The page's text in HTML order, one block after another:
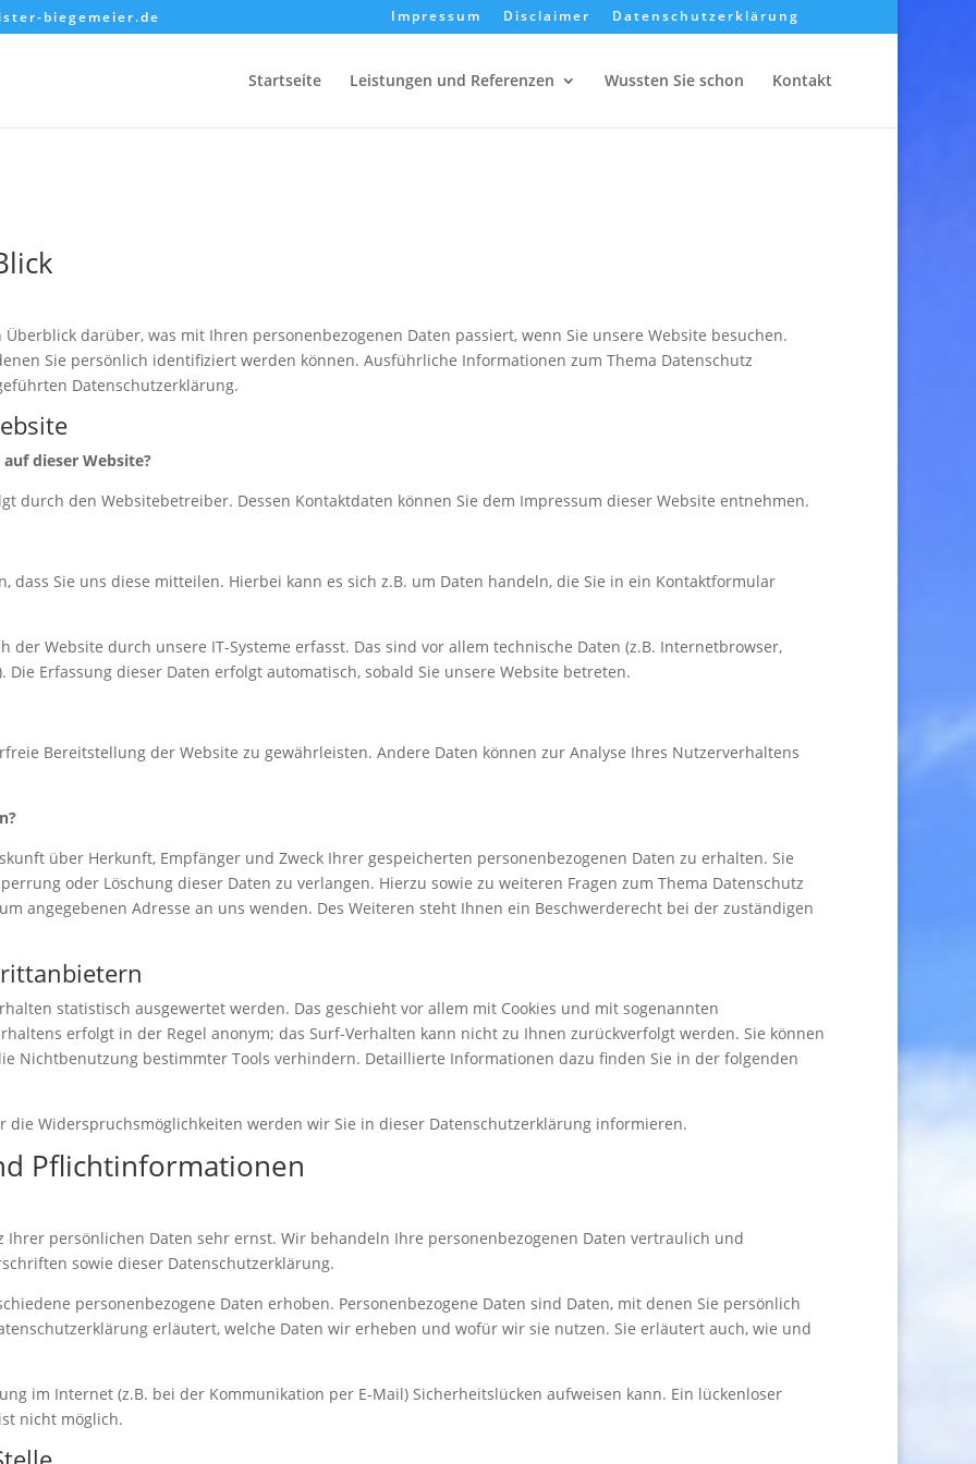
biegemeier.de Impressum Disclaimer Datenschutzerklärung
Startseite Leistungen und Referenzen Wussten Sie schon Kontakt
darüber, was mit Ihren personenbezogenen Daten passiert, wenn Sie unsere Website besuchen.
Sie persönlich identifiziert werden können. Ausführliche Informationen zum Thema Datenschutz
Datenschutzerklärung.
dieser Website?
durch den Websitebetreiber. Dessen Kontaktdaten können Sie dem Impressum dieser Website entnehmen.
dass Sie uns diese mitteilen. Hierbei kann es sich z.B. um Daten handeln, die Sie in ein Kontaktformular
der Website durch unsere IT-Systeme erfasst. Das sind vor allem technische Daten (z.B. Internetbrowser,
Erfassung dieser Daten erfolgt automatisch, sobald Sie unsere Website betreten.
Bereitstellung der Website zu gewährleisten. Andere Daten können zur Analyse Ihres Nutzerverhaltens
über Herkunft, Empfänger und Zweck Ihrer gespeicherten personenbezogenen Daten zu erhalten. Sie
oder Löschung dieser Daten zu verlangen. Hierzu sowie zu weiteren Fragen zum Thema Datenschutz
angegebenen Adresse an uns wenden. Des Weiteren steht Ihnen ein Beschwerderecht bei der zuständigen
statistisch ausgewertet werden. Das geschieht vor allem mit Cookies und mit sogenannten
erfolgt in der Regel anonym; das Surf-Verhalten kann nicht zu Ihnen zurückverfolgt werden. Sie können
Nichtbenutzung bestimmter Tools verhindern. Detaillierte Informationen dazu finden Sie in der folgenden
die Widerspruchsmöglichkeiten werden wir Sie in dieser Datenschutzerklärung informieren.
Pflichtinformationen
Ihrer persönlichen Daten sehr ernst. Wir behandeln Ihre personenbezogenen Daten vertraulich und
sowie dieser Datenschutzerklärung.
personenbezogene Daten erhoben. Personenbezogene Daten sind Daten, mit denen Sie persönlich
erläutert, welche Daten wir erheben und wofür wir sie nutzen. Sie erläutert auch, wie und
im Internet (z.B. bei der Kommunikation per E-Mail) Sicherheitslücken aufweisen kann. Ein lückenloser
nicht möglich.